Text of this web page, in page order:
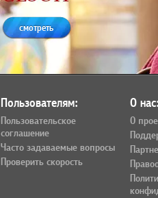
смотреть
Пользователям:
Пользовательское
соглашение
Часто задаваемые вопросы
Проверить скорость
О
О